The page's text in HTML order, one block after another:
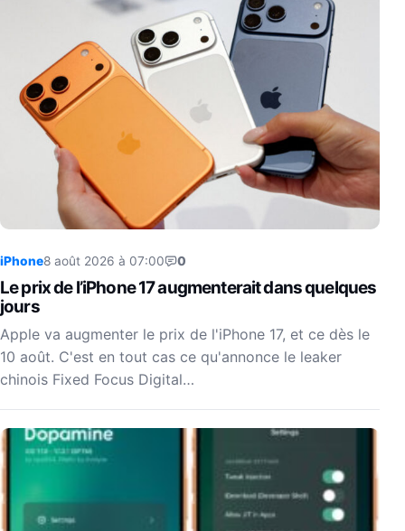
iPhone8 août 2026 à 07:00 0
Le prix de l’iPhone 17 augmenterait dans quelques
jours
Apple va augmenter le prix de l'iPhone 17, et ce dès le
10 août. C'est en tout cas ce qu'annonce le leaker
chinois Fixed Focus Digital…